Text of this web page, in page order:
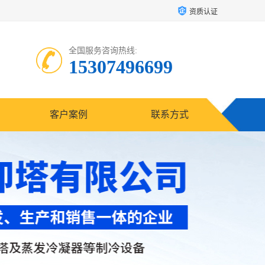
资质认证
全国服务咨询热线:
15307496699
客户案例 联系方式